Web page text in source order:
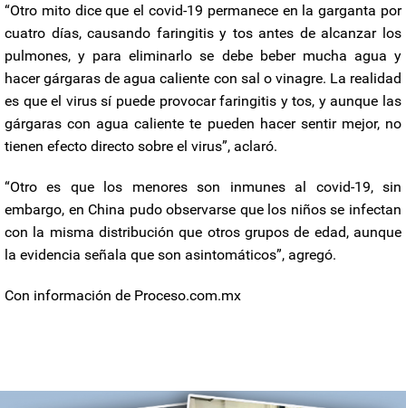
“Otro mito dice que el covid-19 permanece en la garganta por
cuatro días, causando faringitis y tos antes de alcanzar los
pulmones, y para eliminarlo se debe beber mucha agua y
hacer gárgaras de agua caliente con sal o vinagre. La realidad
es que el virus sí puede provocar faringitis y tos, y aunque las
gárgaras con agua caliente te pueden hacer sentir mejor, no
tienen efecto directo sobre el virus”, aclaró.
“Otro es que los menores son inmunes al covid-19, sin
embargo, en China pudo observarse que los niños se infectan
con la misma distribución que otros grupos de edad, aunque
la evidencia señala que son asintomáticos”, agregó.
Con información de Proceso.com.mx